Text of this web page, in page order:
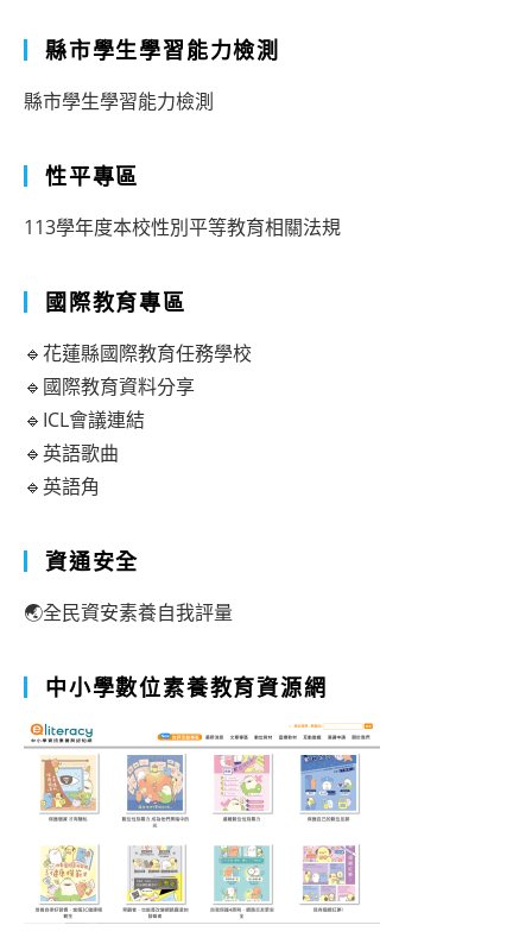
縣市學生學習能力檢測
縣市學生學習能力檢測
性平專區
113學年度本校性別平等教育相關法規
國際教育專區
🔹花蓮縣國際教育任務學校
🔹國際教育資料分享
🔹ICL會議連結
🔹英語歌曲
🔹英語角
資通安全
🌏全民資安素養自我評量
中小學數位素養教育資源網